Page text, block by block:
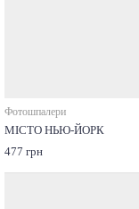
Фотошпалери
МІСТО НЬЮ-ЙОРК
477 грн